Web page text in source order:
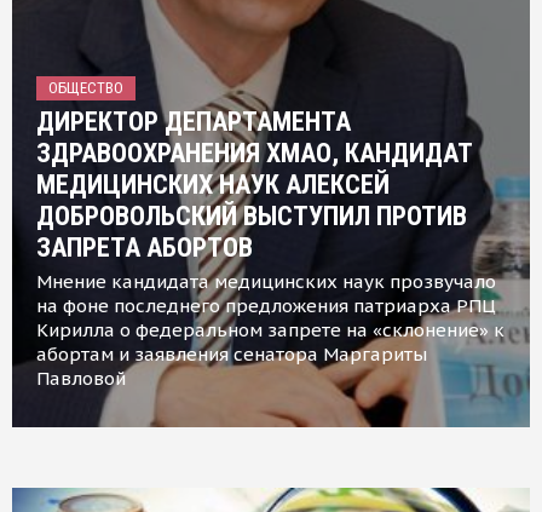
ОБЩЕСТВО
ДИРЕКТОР ДЕПАРТАМЕНТА
ЗДРАВООХРАНЕНИЯ ХМАО, КАНДИДАТ
МЕДИЦИНСКИХ НАУК АЛЕКСЕЙ
ДОБРОВОЛЬСКИЙ ВЫСТУПИЛ ПРОТИВ
ЗАПРЕТА АБОРТОВ
Мнение кандидата медицинских наук прозвучало
на фоне последнего предложения патриарха РПЦ
Кирилла о федеральном запрете на «склонение» к
абортам и заявления сенатора Маргариты
Павловой